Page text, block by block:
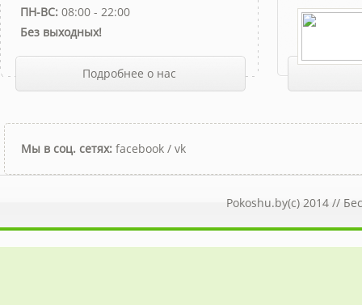
ПН-ВС: 08:00 - 22:00
Без выходных!
Подробнее о нас
Мы в соц. сетях: facebook / vk
Pokoshu.by(c) 2014 //